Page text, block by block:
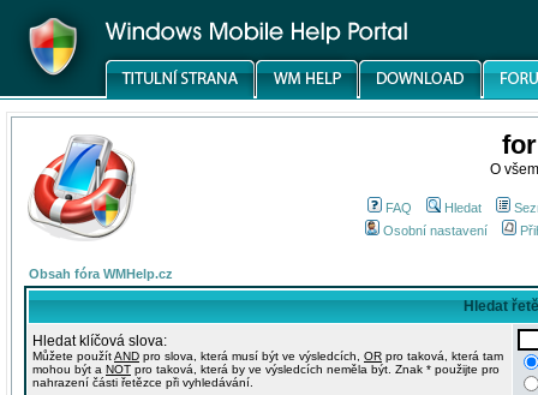
O
FAQ Hledat
Osobní nastavení
Obsah fóra WMHelp.cz
Hledat
Hledat klíčová slova:
Můžete použítAND pro slova, která musí být ve výsledcích, OR pro taková, která tam
mohou být a NOT pro taková, která by ve výsledcích neměla být. Znak * použijte pro
nahrazení části řetězce při vyhledávání.